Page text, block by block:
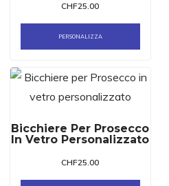
CHF25.00
PERSONALIZZA
Bicchiere Per Prosecco
In Vetro Personalizzato
CHF25.00